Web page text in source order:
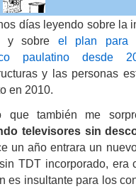
días leyendo sobre la
y sobre el plan para
paulatino desde
y las personas
en 2010.
que también me
televisores sin
un año entrara un
TDT incorporado, era
es insultante para los